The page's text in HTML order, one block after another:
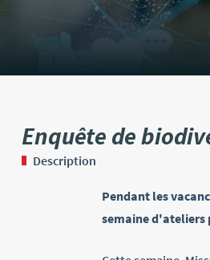
Enquête de
Description
Pendant les
semaine d'ateliers